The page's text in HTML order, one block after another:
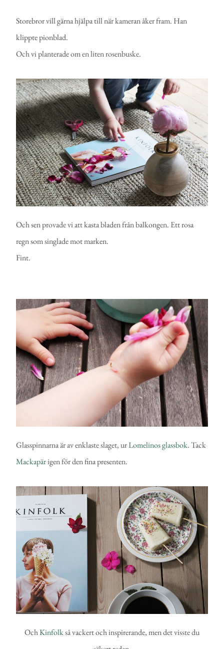
Storebror vill gärna hjälpa till när kameran åker fram. Han
klippte pionblad.
Och vi planterade om en liten rosenbuske.
Och sen provade vi att kasta bladen från balkongen. Ett rosa
regn som singlade mot marken.
Fint.
Glasspinnarna är av enklaste slaget, urLomelinos glassbok. Tack
Mackapärigen för den fina presenten.
OchKinfolkså vackert och inspirerande, men det visste du